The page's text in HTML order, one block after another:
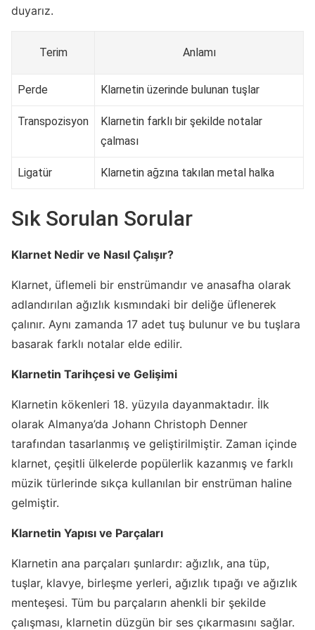
duyarız.
Terim Anlamı
Perde Klarnetin üzerinde bulunan tuşlar
Transpozisyon
Klarnetin farklı bir şekilde notalar
çalması
Ligatür Klarnetin ağzına takılan metal halka
Sık Sorulan Sorular
Klarnet Nedir ve Nasıl Çalışır?
Klarnet, üflemeli bir enstrümandır ve anasafha olarak
adlandırılan ağızlık kısmındaki bir deliğe üflenerek
çalınır. Aynı zamanda 17 adet tuş bulunur ve bu tuşlara
basarak farklı notalar elde edilir.
Klarnetin Tarihçesi ve Gelişimi
Klarnetin kökenleri 18. yüzyıla dayanmaktadır. İlk
olarak Almanya’da Johann Christoph Denner
tarafından tasarlanmış ve geliştirilmiştir. Zaman içinde
klarnet, çeşitli ülkelerde popülerlik kazanmış ve farklı
müzik türlerinde sıkça kullanılan bir enstrüman haline
gelmiştir.
Klarnetin Yapısı ve Parçaları
Klarnetin ana parçaları şunlardır: ağızlık, ana tüp,
tuşlar, klavye, birleşme yerleri, ağızlık tıpağı ve ağızlık
menteşesi. Tüm bu parçaların ahenkli bir şekilde
çalışması, klarnetin düzgün bir ses çıkarmasını sağlar.